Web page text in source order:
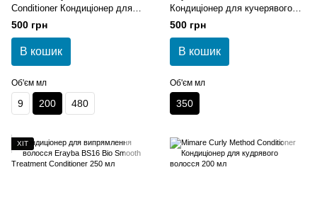
Conditioner Кондиціонер для
кучерявого та хвилястого
волосся 200 мл
500 грн
В кошик
Об'єм мл
9 200 480
Кондиціонер для кучерявого
волосся 350 мл
500 грн
В кошик
Об'єм мл
350
ХІТ